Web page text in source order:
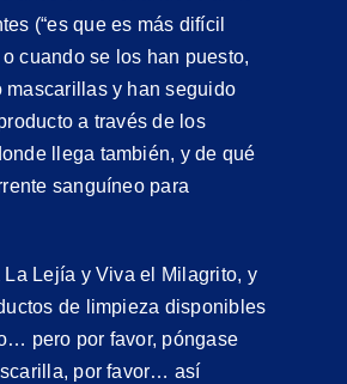
(“es que es más difícil
o cuando se los han puesto,
mascarillas y han seguido
a través de los
llega también, y de qué
sanguíneo para
La Lejía y Viva el Milagrito, y
de limpieza disponibles
pero por favor, póngase
por favor… así